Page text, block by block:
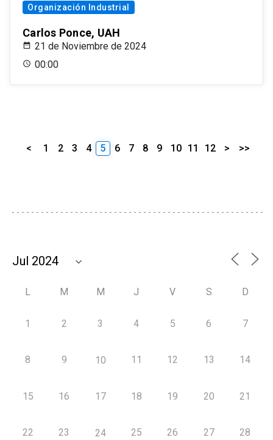
Organización Industrial
Carlos Ponce, UAH
21 de Noviembre de 2024
00:00
< 1 2 3 4 5 6 7 8 9 10 11 12 > >>
L M M J V S D
1 2 3 4 5 6 7
8 9 10 11 12 13 14
15 16 17 18 19 20 21
22 23 24 25 26 27 28